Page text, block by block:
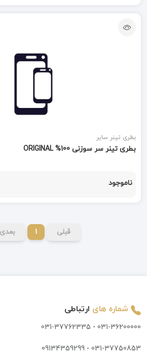
بطری تینر سایر
بطری تینر سر سوزنی 100% ORIGINAL
ناموجود
قبلی 1 بعدی
شماره های ارتباطی
031-36200000
-
031-37762335
031-37750853
-
09134359299